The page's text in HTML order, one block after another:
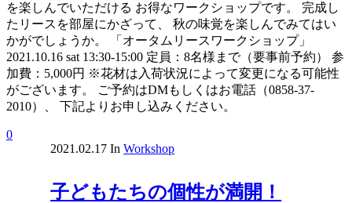
を楽しんでいただける お得なワークショップです。 完成し
たリースを部屋にかざって、 秋の味覚を楽しんでみてはい
かがでしょうか。 「オータムリースワークショップ」
2021.10.16 sat 13:30-15:00 定員：8名様まで（要事前予約） 参
加費：5,000円 ※花材は入荷状況によって変更になる可能性
がございます。 ご予約はDMもしくはお電話（0858-37-
2010）、 下記よりお申し込みください。
0
2021.02.17 In Workshop
子どもたちの個性が満開！